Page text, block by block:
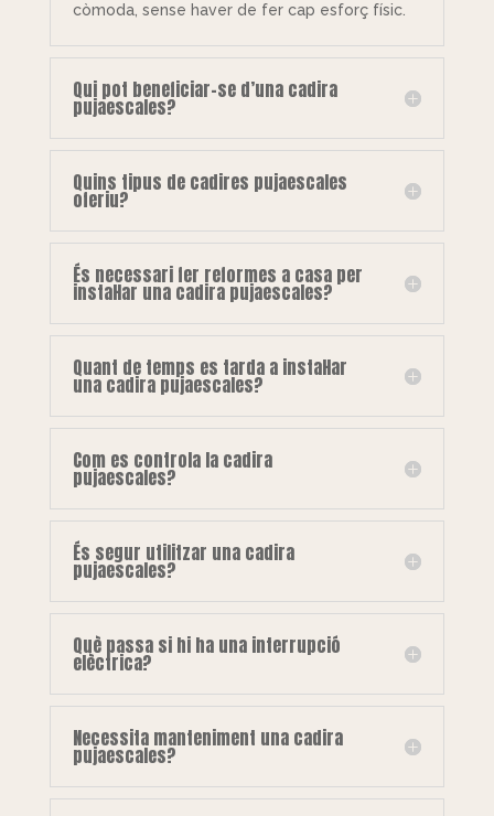
còmoda, sense haver de fer cap esforç físic.
Qui pot beneficiar-se d’una cadira
pujaescales?
Quins tipus de cadires pujaescales
oferiu?
És necessari fer reformes a casa per
instal·lar una cadira pujaescales?
Quant de temps es tarda a instal·lar
una cadira pujaescales?
Com es controla la cadira
pujaescales?
És segur utilitzar una cadira
pujaescales?
Què passa si hi ha una interrupció
elèctrica?
Necessita manteniment una cadira
pujaescales?